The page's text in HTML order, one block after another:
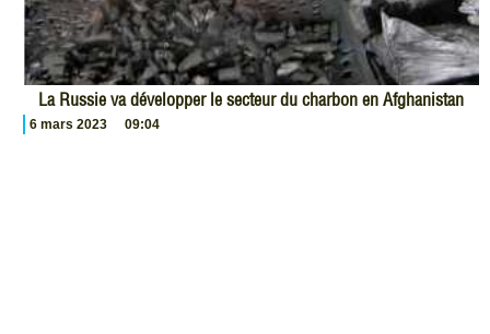
La Russie va développer le secteur du charbon en Afghanistan
6 mars 2023 09:04